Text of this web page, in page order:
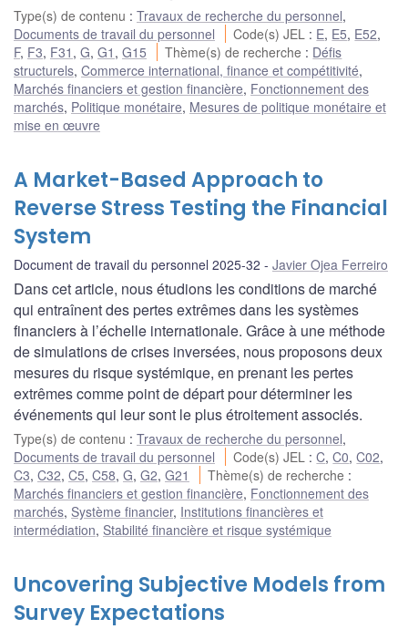
Type(s) de contenu : Travaux de recherche du personnel,
Documents de travail du personnel
Code(s) JEL : E, E5, E52,
F, F3, F31 , G, G1 , G15 Thème(s) de recherche : Défis
structurels, Commerce international, finance et compétitivité,
Marchés financiers et gestion financière, Fonctionnement des
marchés, Politique monétaire, Mesures de politique monétaire et
mise en œuvre
A Market-Based Approach to
Reverse Stress Testing the Financial
System
Document de travail du personnel 2025-32 Javier Ojea Ferreiro
Dans cet article, nous étudions les conditions de marché
qui entraînent des pertes extrêmes dans les systèmes
financiers à l’échelle internationale. Grâce à une méthode
de simulations de crises inversées, nous proposons deux
mesures du risque systémique, en prenant les pertes
extrêmes comme point de départ pour déterminer les
événements qui leur sont le plus étroitement associés.
Type(s) de contenu : Travaux de recherche du personnel,
Documents de travail du personnel
Code(s) JEL :C,C0,C02,
C3, C32, C5, C58, G, G2, G21 Thème(s) de recherche :
Marchés financiers et gestion financière, Fonctionnement des
marchés, Système financier, Institutions financières et
intermédiation, Stabilité financière et risque systémique
Uncovering Subjective Models from
Survey Expectations